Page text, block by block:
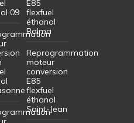
09
E85
flexfuel
éthanol
Balma
Reprogrammation
moteur
conversion
E85
flexfuel
éthanol
Saint-Jean